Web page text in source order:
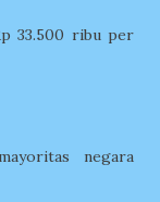
33.500 ribu per
negara